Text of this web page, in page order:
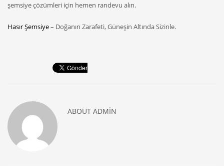
şemsiye çözümleri için hemen randevu alın.
Hasır Şemsiye– Doğanın Zarafeti, Güneşin Altında Sizinle.
ABOUT ADMIN